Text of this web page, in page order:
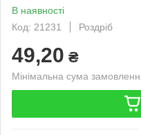
В наявності
Код: 21231
Роздріб
49,20 ₴
Мінімальна сума